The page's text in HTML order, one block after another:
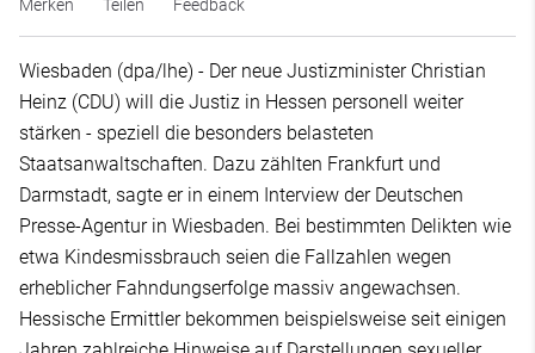
Merken Teilen Feedback
Wiesbaden (dpa/lhe) - Der neue Justizminister Christian
Heinz (CDU) will die Justiz in Hessen personell weiter
stärken - speziell die besonders belasteten
Staatsanwaltschaften. Dazu zählten Frankfurt und
Darmstadt, sagte er in einem Interview der Deutschen
Presse-Agentur in Wiesbaden. Bei bestimmten Delikten wie
etwa Kindesmissbrauch seien die Fallzahlen wegen
erheblicher Fahndungserfolge massiv angewachsen.
Hessische Ermittler bekommen beispielsweise seit einigen